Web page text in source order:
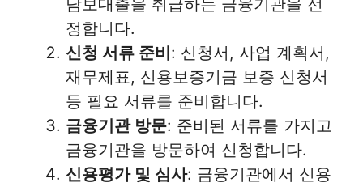
담보대출을 취급하는 금융기관을 선
정합니다.
신청 서류 준비: 신청서, 사업 계획서,
재무제표, 신용보증기금 보증 신청서
등 필요 서류를 준비합니다.
금융기관 방문: 준비된 서류를 가지고
금융기관을 방문하여 신청합니다.
신용평가 및 심사: 금융기관에서 신용